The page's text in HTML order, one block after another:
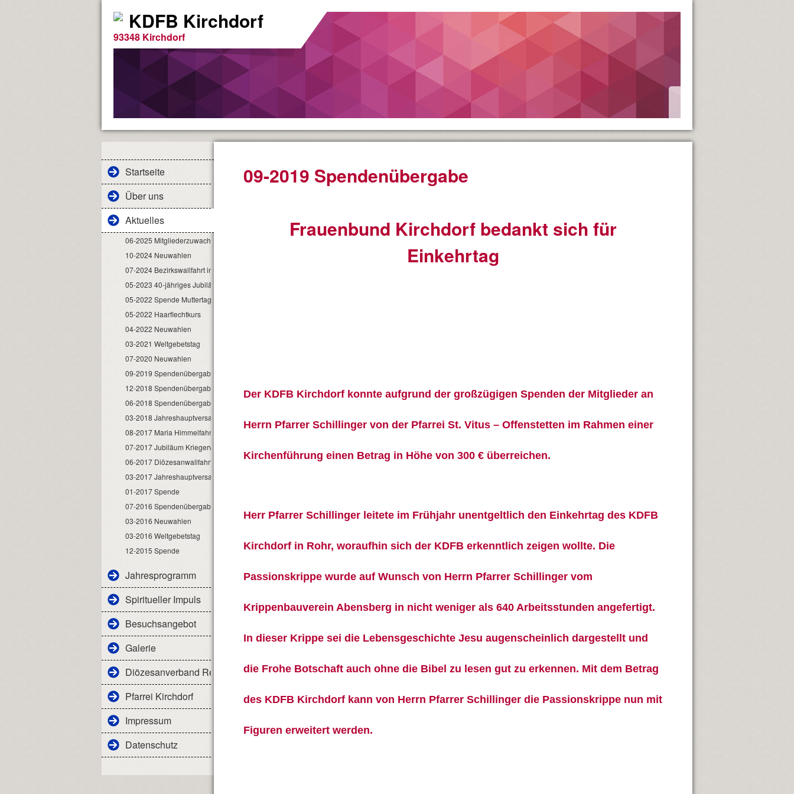
KDFB Kirchdorf
93348 Kirchdorf
Startseite
Über uns
Aktuelles
06-2025 Mitgliederzuwachs
10-2024 Neuwahlen
07-2024 Bezirkswallfahrt in Kirchdorf
05-2023 40-jähriges Jubiläum
05-2022 Spende Muttertagsfeier
05-2022 Haarflechtkurs
04-2022 Neuwahlen
03-2021 Weltgebetstag
07-2020 Neuwahlen
09-2019 Spendenübergabe
12-2018 Spendenübergabe
06-2018 Spendenübergabe
03-2018 Jahreshauptversammlung
08-2017 Maria Himmelfahrt
07-2017 Jubiläum Kriegerverein
06-2017 Diözesanwallfahrt
03-2017 Jahreshauptversammlung
01-2017 Spende
07-2016 Spendenübergabe
03-2016 Neuwahlen
03-2016 Weltgebetstag
12-2015 Spende
Jahresprogramm
Spiritueller Impuls
Besuchsangebot
Galerie
Diözesanverband Regensburg
Pfarrei Kirchdorf
Impressum
Datenschutz
09-2019 Spendenübergabe
Frauenbund Kirchdorf bedankt sich für
Einkehrtag
Der KDFB Kirchdorf konnte aufgrund der großzügigen Spenden der Mitglieder an
Herrn Pfarrer Schillinger von der Pfarrei St. Vitus – Offenstetten im Rahmen einer
Kirchenführung einen Betrag in Höhe von 300 € überreichen.
Herr Pfarrer Schillinger leitete im Frühjahr unentgeltlich den Einkehrtag des KDFB
Kirchdorf in Rohr, woraufhin sich der KDFB erkenntlich zeigen wollte. Die
Passionskrippe wurde auf Wunsch von Herrn Pfarrer Schillinger vom
Krippenbauverein Abensberg in nicht weniger als 640 Arbeitsstunden angefertigt.
In dieser Krippe sei die Lebensgeschichte Jesu augenscheinlich dargestellt und
die Frohe Botschaft auch ohne die Bibel zu lesen gut zu erkennen. Mit dem Betrag
des KDFB Kirchdorf kann von Herrn Pfarrer Schillinger die Passionskrippe nun mit
Figuren erweitert werden.